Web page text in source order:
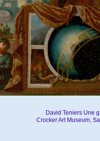
David Teniers Une
Crocker Art Museum,